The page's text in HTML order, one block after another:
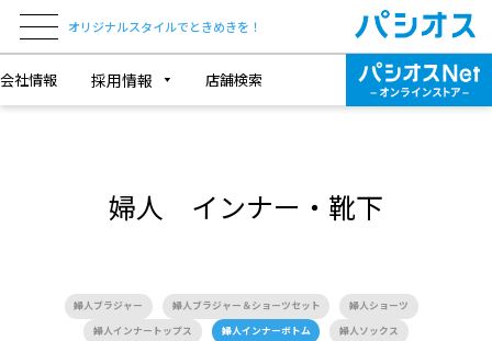
オリジナルスタイルでときめきを！
会社情報 採用情報 店舗検索
婦人 インナー・靴下
婦人ブラジャー 婦人ブラジャー＆ショーツセット
婦人ショーツ
婦人インナートップス
婦人インナーボトム 婦人ソックス